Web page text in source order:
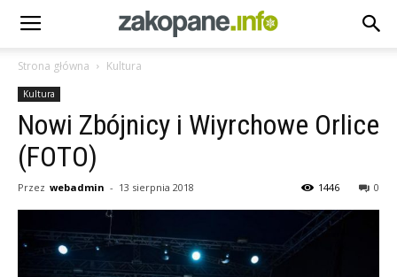
Strona główna Kultura
Kultura
Nowi Zbójnicy i Wiyrchowe Orlice
(FOTO)
Przez webadmin - 13 sierpnia 2018 0
1446